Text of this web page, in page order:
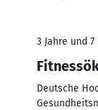
3 Jahre und 7
Deutsche